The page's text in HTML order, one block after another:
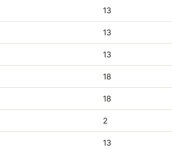
13
13
13
18
18
2
13